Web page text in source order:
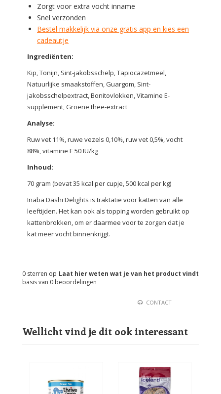
Zorgt voor extra vocht inname
Snel verzonden
Bestel makkelijk via onze gratis app en kies een
cadeautje
Ingrediënten:
Kip, Tonijn, Sint-jakobsschelp, Tapiocazetmeel,
Natuurlijke smaakstoffen, Guargom, Sint-
jakobsschelpextract, Bonitovlokken, Vitamine E-
supplement, Groene thee-extract
Analyse:
Ruw vet 11%, ruwe vezels 0,10%, ruw vet 0,5%, vocht
88%, vitamine E 50 IU/kg
Inhoud:
70 gram (bevat 35 kcal per cupje, 500 kcal per kg)
Inaba Dashi Delights is traktatie voor katten van alle
leeftijden. Het kan ook als topping worden gebruikt op
kattenbrokken, om er daarmee voor te zorgen dat je
kat meer vocht binnenkrijgt.
Laat hier weten wat je van het product vindt
0 sterren op
basis van 0 beoordelingen
CONTACT
Wellicht vind je dit ook interessant